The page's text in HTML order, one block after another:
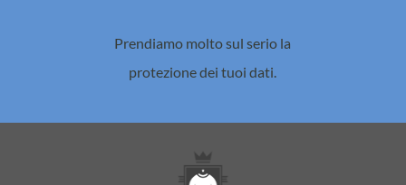
Prendiamo molto sul serio la
protezione dei tuoi dati.